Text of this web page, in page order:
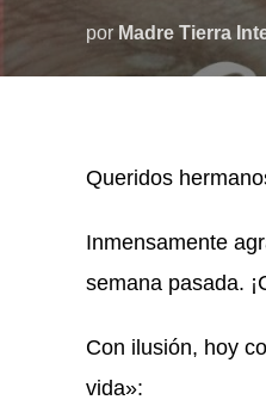
por Madre Tierra
Queridos
Inmensamente
semana pasada.
Con ilusión, hoy
vida»: